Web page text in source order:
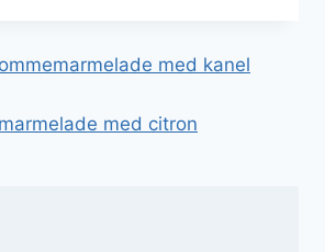
med kanel
med citron